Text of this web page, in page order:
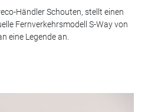
Händler Schouten, stellt einen
Fernverkehrsmodell S-Way von
eine Legende an.